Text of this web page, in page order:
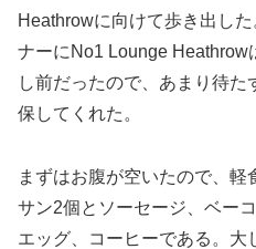
Heathrowに向けて歩き出し
ナーにNo1 Lounge
し前だったので、あまり待
保してくれた。
まずはお腹が空いたので、
サン2個とソーセージ、ベー
エッグ、コーヒーである。